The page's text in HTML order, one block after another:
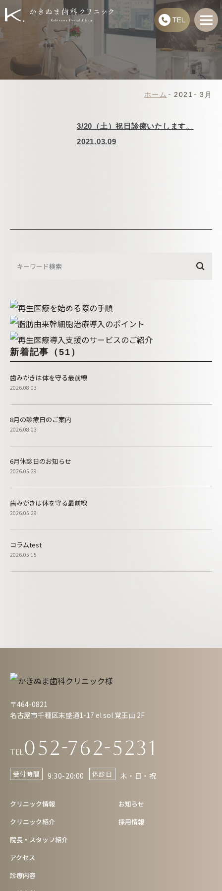
ホーム 2021 3月
3/20（土）祝日診療いたします。
2021.03.09
新着記事（51）
歯みがきは体を守る最前線
2026.08.03
8月の診療日のご案内
2026.08.03
6月休診日のお知らせ
2026.05.29
歯みがきは体を守る最前線
2026.05.29
コラムtest
2026.05.15
〒464-0821
名古屋市千種区末盛通1-17 el sol 覚王山 2F
Tel 052-762-5231
受付時間 9:30-20:00 休診日 木・日・祝
クリニック情報
クリニック紹介
院長・スタッフ紹介
アクセス
診療内容
お知らせ
採用情報